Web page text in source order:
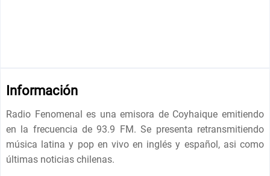
Información
Radio Fenomenal es una emisora de Coyhaique emitiendo
en la frecuencia de 93.9 FM. Se presenta retransmitiendo
música latina y pop en vivo en inglés y español, asi como
últimas noticias chilenas.